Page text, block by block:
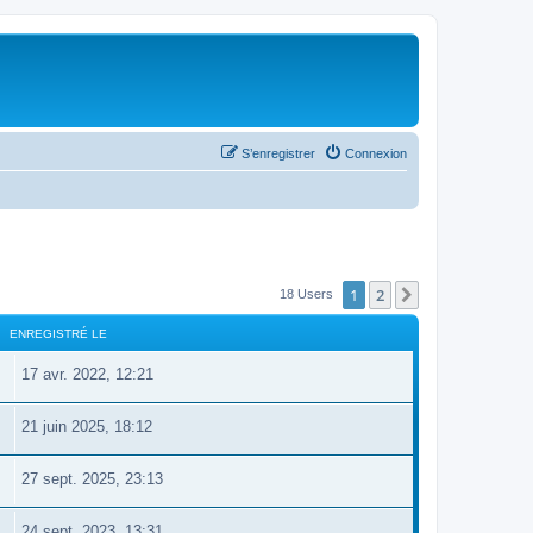
Connexion
S’enregistrer
18 Users 1 2
ENREGISTRÉ LE
17 avr. 2022, 12:21
21 juin 2025, 18:12
27 sept. 2025, 23:13